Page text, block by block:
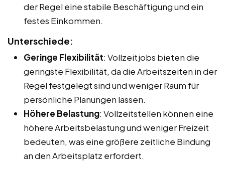
der Regel eine stabile Beschäftigung und ein
festes Einkommen.
Unterschiede:
Geringe Flexibilität: Vollzeitjobs bieten die
geringste Flexibilität, da die Arbeitszeiten in der
Regel festgelegt sind und weniger Raum für
persönliche Planungen lassen.
Höhere Belastung: Vollzeitstellen können eine
höhere Arbeitsbelastung und weniger Freizeit
bedeuten, was eine größere zeitliche Bindung
an den Arbeitsplatz erfordert.